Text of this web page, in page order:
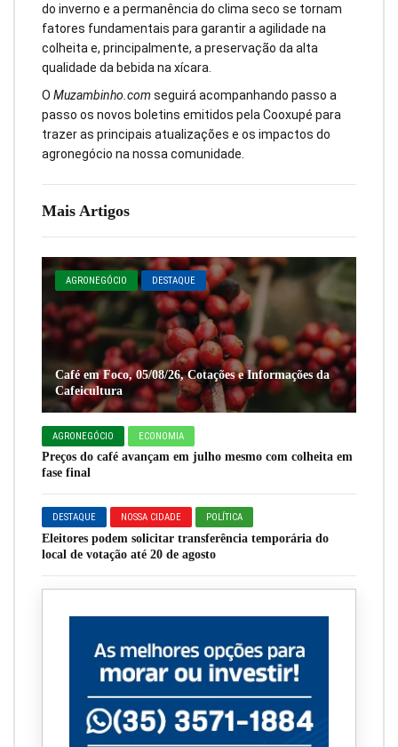
Mais Artigos
AGRONEGÓCIO DESTAQUE
Café em Foco, 05/08/26, Cotações e Informações da
Cafeicultura
AGRONEGÓCIO ECONOMIA
Preços do café avançam em julho mesmo com colheita em
fase final
DESTAQUE NOSSA CIDADE POLÍTICA
Eleitores podem solicitar transferência temporária do
local de votação até 20 de agosto
do inverno e a permanência do clima seco se tornam
fatores fundamentais para garantir a agilidade na
colheita e, principalmente, a preservação da alta
qualidade da bebida na xícara.
O Muzambinho.com seguirá acompanhando passo a
passo os novos boletins emitidos pela Cooxupé para
trazer as principais atualizações e os impactos do
agronegócio na nossa comunidade.